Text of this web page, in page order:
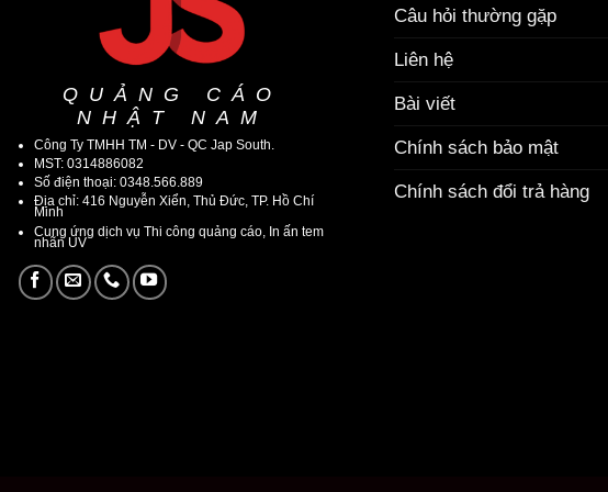
QUẢNG CÁO
NHẬT NAM
Công Ty TMHH TM - DV - QC Jap South.
MST: 0314886082
Số điện thoại: 0348.566.889
Địa chỉ: 416 Nguyễn Xiển, Thủ Đức, TP. Hồ Chí
Minh
Cung ứng dịch vụ Thi công quảng cáo, In ấn tem
nhãn UV
Câu hỏi thường gặp
Liên hệ
Bài viết
Chính sách bảo mật
Chính sách đổi trả hàng